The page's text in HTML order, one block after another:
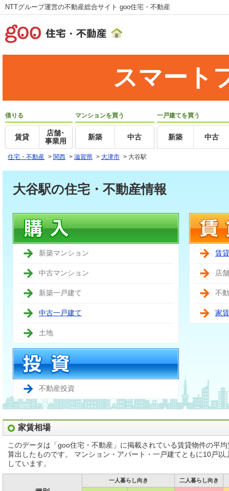
NTTグループ運営の不動産総合サイト goo住宅・不動産
スマート
借りる
賃貸
店舗･
事業用
マンションを買う
新築 中古
一戸建てを買う
新築 中古
住宅・不動産 > 関西 > 滋賀県 > 大津市 > 大谷駅
大谷駅の住宅・不動産情報
新築マンション
中古マンション
新築一戸建て
中古一戸建て
土地
不動産投資
賃
店
不
家
家賃相場
このデータは「goo住宅・不動産」に掲載されている賃貸物件の平
算出したものです。 マンション・アパート・一戸建てともに10戸
しています。
一人暮らし向き 二人暮らし向き